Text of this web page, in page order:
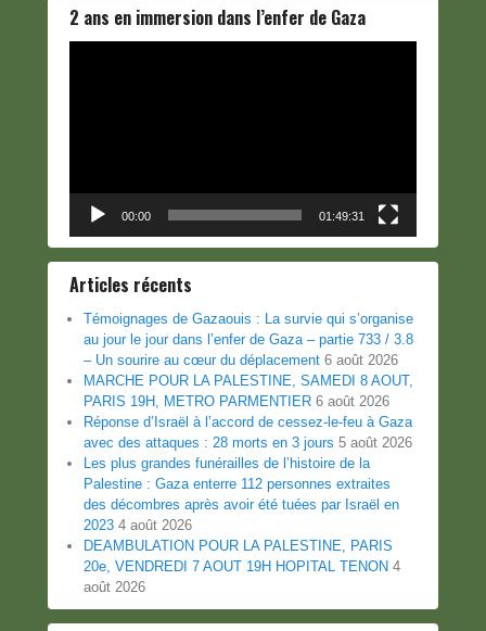
2 ans en immersion dans l’enfer de Gaza
00:00 01:49:31
Articles récents
Témoignages de Gazaouis : La survie qui s’organise
au jour le jour dans l’enfer de Gaza – partie 733 / 3.8
– Un sourire au cœur du déplacement 6 août 2026
MARCHE POUR LA PALESTINE, SAMEDI 8 AOUT,
PARIS 19H, METRO PARMENTIER 6 août 2026
Réponse d’Israël à l’accord de cessez-le-feu à Gaza
avec des attaques : 28 morts en 3 jours 5 août 2026
Les plus grandes funérailles de l’histoire de la
Palestine : Gaza enterre 112 personnes extraites
des décombres après avoir été tuées par Israël en
2023 4 août 2026
DEAMBULATION POUR LA PALESTINE, PARIS
20e, VENDREDI 7 AOUT 19H HOPITAL TENON 4
août 2026